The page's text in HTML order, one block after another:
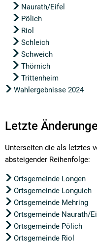
Naurath/Eifel
Pölich
Riol
Schleich
Schweich
Thörnich
Trittenheim
Wahlergebnisse 2024
Letzte
Unterseiten die als letztes
absteigender Reihenfolge:
Ortsgemeinde Longen
Ortsgemeinde Longuich
Ortsgemeinde Mehring
Ortsgemeinde Naurath/
Ortsgemeinde Pölich
Ortsgemeinde Riol